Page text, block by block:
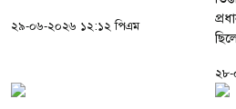
জামায়াতে ইসলামীর আমির ডা.
২৯-০৬-২০২৬ ১২:১২ পিএম
দুলু।